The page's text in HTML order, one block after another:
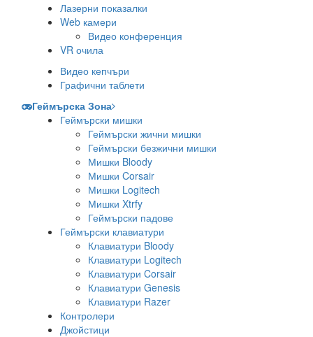
Лазерни показалки
Web камери
Видео конференция
VR очила
Видео кепчъри
Графични таблети
Геймърска Зона
Геймърски мишки
Геймърски жични мишки
Геймърски безжични мишки
Мишки Bloody
Мишки Corsair
Мишки Logitech
Мишки Xtrfy
Геймърски падове
Геймърски клавиатури
Клавиатури Bloody
Клавиатури Logitech
Клавиатури Corsair
Клавиатури Genesis
Клавиатури Razer
Контролери
Джойстици